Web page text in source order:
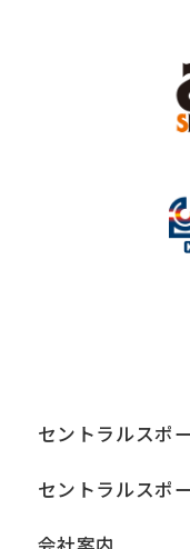
セントラルスポ
セントラルスポ